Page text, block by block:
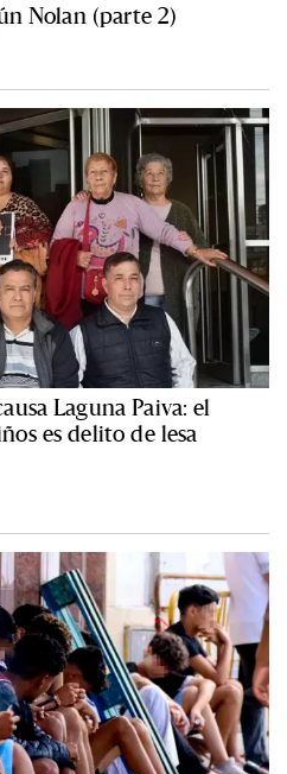
Nolan (parte 2)
Laguna Paiva: el
es delito de lesa